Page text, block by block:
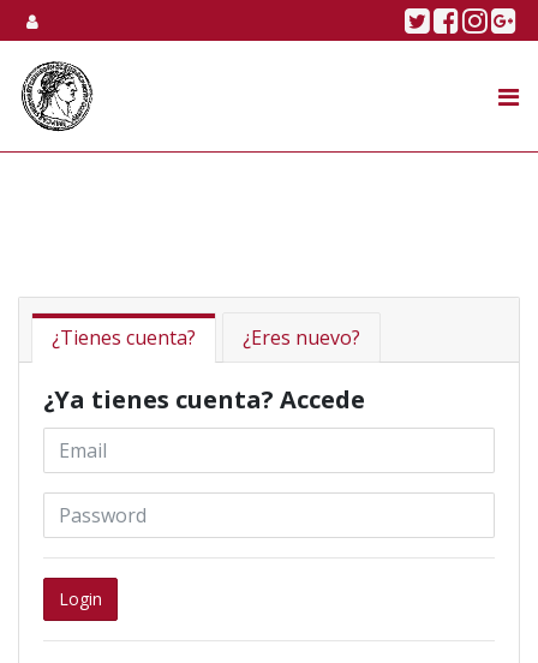
Skip to content Twitter
¿Tienes cuenta? ¿Eres nuevo?
¿Ya tienes cuenta? Accede
Email *
Password
Login
TIENDA ONLINE